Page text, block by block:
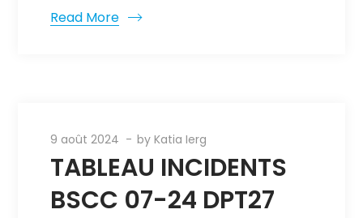
Read More
9 août 2024 byKatia Ierg
TABLEAU INCIDENTS
BSCC 07-24 DPT27